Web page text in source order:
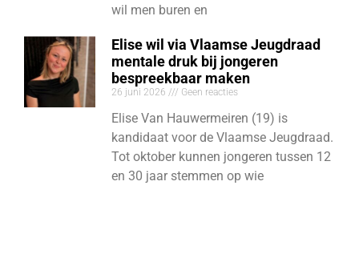
wil men buren en
Elise wil via Vlaamse Jeugdraad
mentale druk bij jongeren
bespreekbaar maken
26 juni 2026 Geen reacties
Elise Van Hauwermeiren (19) is
kandidaat voor de Vlaamse Jeugdraad.
Tot oktober kunnen jongeren tussen 12
en 30 jaar stemmen op wie